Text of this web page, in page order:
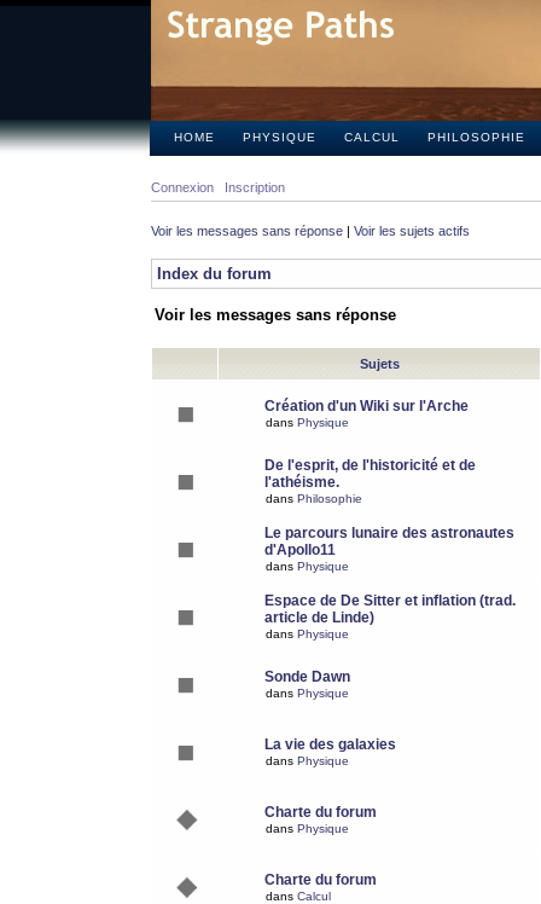
HOME PHYSIQUE CALCUL PHILOSOPHIE
Connexion Inscription
Voir les messages sans réponse | Voir les sujets actifs
Index du forum
Voir les messages sans réponse
Sujets
Création d'un Wiki sur l'Arche
dans Physique
De l'esprit, de l'historicité et de
l'athéisme.
dans Philosophie
Le parcours lunaire des astronautes
d'Apollo11
dans Physique
Espace de De Sitter et inflation (trad.
article de Linde)
dans Physique
Sonde Dawn
dans Physique
La vie des galaxies
dans Physique
Charte du forum
dans Physique
Charte du forum
dans Calcul